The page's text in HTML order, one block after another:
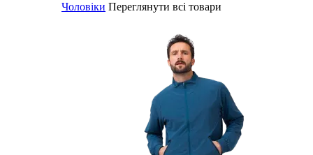
Чоловіки Переглянути всі товари